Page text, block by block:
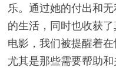
乐。通过她的付出和
的生活，同时也收获
电影，我们被提醒着
尤其是那些需要帮助